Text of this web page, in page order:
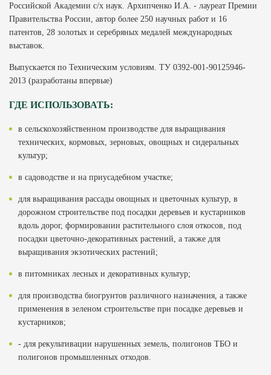
Российской Академии с/х наук. Архипченко И.А. - лауреат Премии
Правительства России, автор более 250 научных работ и 16
патентов, 28 золотых и серебряных медалей международных
выставок.
Выпускается по Техническим условиям. ТУ 0392-001-90125946-
2013 (разработаны впервые)
ГДЕ ИСПОЛЬЗОВАТЬ:
в сельскохозяйственном производстве для выращивания
технических, кормовых, зерновых, овощных и сидеральных
культур;
в садоводстве и на приусадебном участке;
для выращивания рассады овощных и цветочных культур, в
дорожном строительстве под посадки деревьев и кустарников
вдоль дорог, формировании растительного слоя откосов, под
посадки цветочно-декоративных растений, а также для
выращивания экзотических растений;
в питомниках лесных и декоративных культур;
для производства биогрунтов различного назначения, а также
применения в зеленом строительстве при посадке деревьев и
кустарников;
- для рекультивации нарушенных земель, полигонов ТБО и
полигонов промышленных отходов.